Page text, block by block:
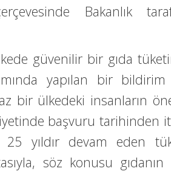
Bakanlık
güvenilir bir gıda
yapılan bir
bir ülkedeki insanların
başvuru tarihinden
yıldır devam eden
söz konusu